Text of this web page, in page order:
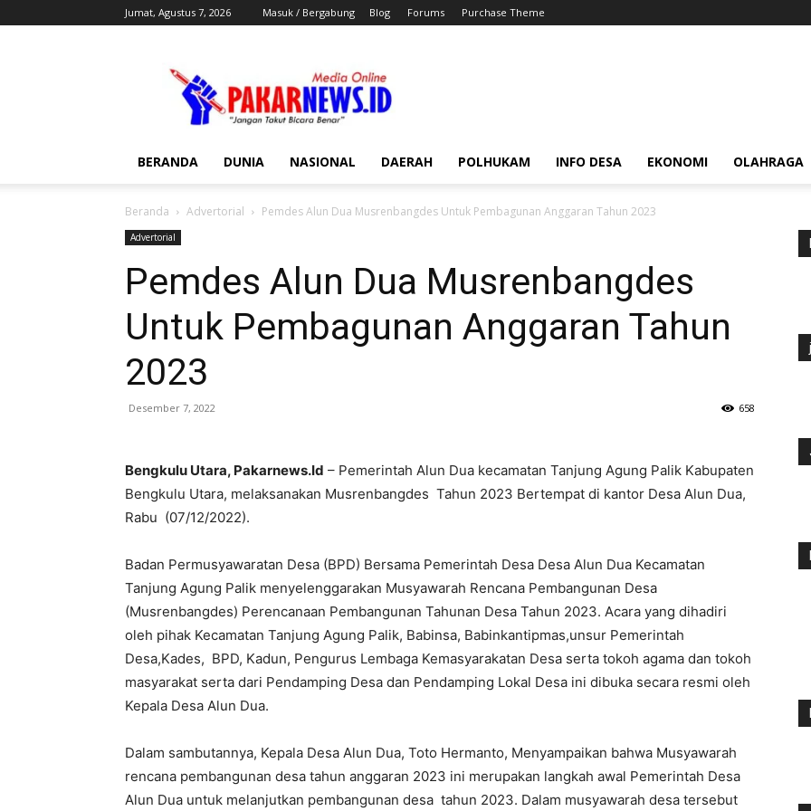
Jumat, Agustus 7, 2026 Masuk / Bergabung Blog Forums Purchase Theme
BERANDA DUNIA NASIONAL DAERAH POLHUKAM INFO DESA EKONOMI OLAHRAGA
Beranda Advertorial Pemdes Alun Dua Musrenbangdes Untuk Pembagunan Anggaran Tahun 2023
Advertorial
Pemdes Alun Dua Musrenbangdes
Untuk Pembagunan Anggaran Tahun
2023
Desember 7, 2022 658
Bengkulu Utara, Pakarnews.Id – Pemerintah Alun Dua kecamatan Tanjung Agung Palik Kabupaten
Bengkulu Utara, melaksanakan Musrenbangdes Tahun 2023 Bertempat di kantor Desa Alun Dua,
Rabu (07/12/2022).
Badan Permusyawaratan Desa (BPD) Bersama Pemerintah Desa Desa Alun Dua Kecamatan
Tanjung Agung Palik menyelenggarakan Musyawarah Rencana Pembangunan Desa
(Musrenbangdes) Perencanaan Pembangunan Tahunan Desa Tahun 2023. Acara yang dihadiri
oleh pihak Kecamatan Tanjung Agung Palik, Babinsa, Babinkantipmas,unsur Pemerintah
Desa,Kades, BPD, Kadun, Pengurus Lembaga Kemasyarakatan Desa serta tokoh agama dan tokoh
masyarakat serta dari Pendamping Desa dan Pendamping Lokal Desa ini dibuka secara resmi oleh
Kepala Desa Alun Dua.
Dalam sambutannya, Kepala Desa Alun Dua, Toto Hermanto, Menyampaikan bahwa Musyawarah
rencana pembangunan desa tahun anggaran 2023 ini merupakan langkah awal Pemerintah Desa
Alun Dua untuk melanjutkan pembangunan desa tahun 2023. Dalam musyawarah desa tersebut